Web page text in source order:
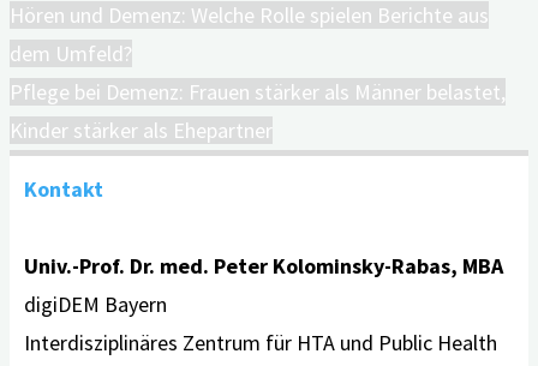
Hören und Demenz: Welche Rolle spielen Berichte aus
dem Umfeld?
Pflege bei Demenz: Frauen stärker als Männer belastet,
Kinder stärker als Ehepartner
Kontakt
Univ.-Prof. Dr. med. Peter Kolominsky-Rabas, MBA
digiDEM Bayern
Interdisziplinäres Zentrum für HTA und Public Health